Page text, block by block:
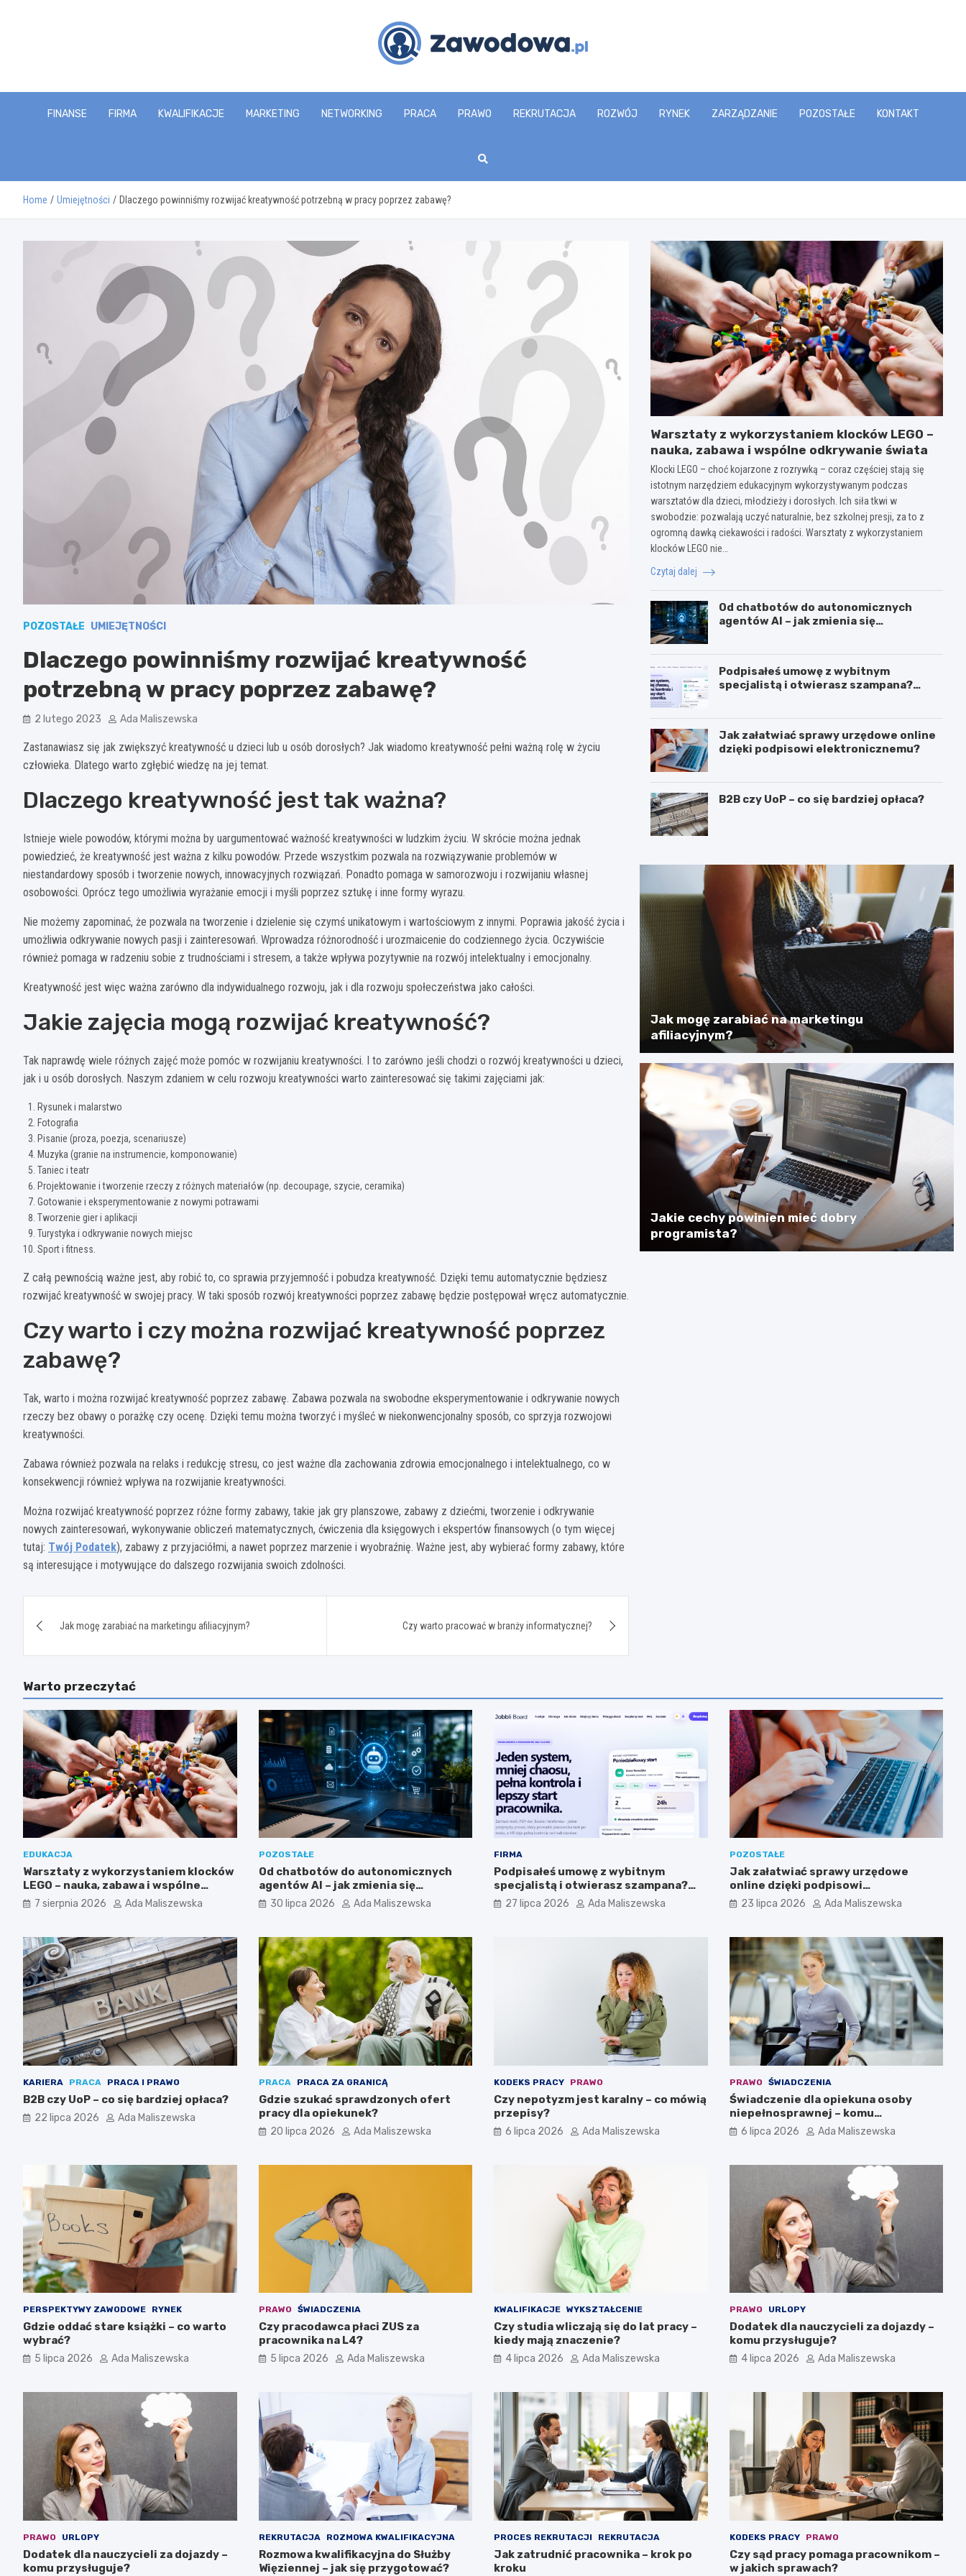
zawodowa.pl
FINANSE FIRMA KWALIFIKACJE MARKETING NETWORKING PRACA PRAWO REKRUTACJA ROZWÓJ RYNEK ZARZĄDZANIE POZOSTAŁE KONTAKT
Home Umiejętności Dlaczego powinniśmy rozwijać kreatywność potrzebną w pracy poprzez zabawę?
POZOSTAŁE UMIEJĘTNOŚCI
Dlaczego powinniśmy rozwijać kreatywność
potrzebną w pracy poprzez zabawę?
2 lutego 2023 Ada Maliszewska
Zastanawiasz się jak zwiększyć kreatywność u dzieci lub u osób dorosłych? Jak wiadomo kreatywność pełni ważną rolę w życiu
człowieka. Dlatego warto zgłębić wiedzę na jej temat.
Dlaczego kreatywność jest tak ważna?
Istnieje wiele powodów, którymi można by uargumentować ważność kreatywności w ludzkim życiu. W skrócie można jednak
powiedzieć, że kreatywność jest ważna z kilku powodów. Przede wszystkim pozwala na rozwiązywanie problemów w
niestandardowy sposób i tworzenie nowych, innowacyjnych rozwiązań. Ponadto pomaga w samorozwoju i rozwijaniu własnej
osobowości. Oprócz tego umożliwia wyrażanie emocji i myśli poprzez sztukę i inne formy wyrazu.
Nie możemy zapominać, że pozwala na tworzenie i dzielenie się czymś unikatowym i wartościowym z innymi. Poprawia jakość życia i
umożliwia odkrywanie nowych pasji i zainteresowań. Wprowadza różnorodność i urozmaicenie do codziennego życia. Oczywiście
również pomaga w radzeniu sobie z trudnościami i stresem, a także wpływa pozytywnie na rozwój intelektualny i emocjonalny.
Kreatywność jest więc ważna zarówno dla indywidualnego rozwoju, jak i dla rozwoju społeczeństwa jako całości.
Jakie zajęcia mogą rozwijać kreatywność?
Tak naprawdę wiele różnych zajęć może pomóc w rozwijaniu kreatywności. I to zarówno jeśli chodzi o rozwój kreatywności u dzieci,
jak i u osób dorosłych. Naszym zdaniem w celu rozwoju kreatywności warto zainteresować się takimi zajęciami jak:
Rysunek i malarstwo
Fotografia
Pisanie (proza, poezja, scenariusze)
Muzyka (granie na instrumencie, komponowanie)
Taniec i teatr
Projektowanie i tworzenie rzeczy z różnych materiałów (np. decoupage, szycie, ceramika)
Gotowanie i eksperymentowanie z nowymi potrawami
Tworzenie gier i aplikacji
Turystyka i odkrywanie nowych miejsc
Sport i fitness.
Z całą pewnością ważne jest, aby robić to, co sprawia przyjemność i pobudza kreatywność. Dzięki temu automatycznie będziesz
rozwijać kreatywność w swojej pracy. W taki sposób rozwój kreatywności poprzez zabawę będzie postępował wręcz automatycznie.
Czy warto i czy można rozwijać kreatywność poprzez
zabawę?
Tak, warto i można rozwijać kreatywność poprzez zabawę. Zabawa pozwala na swobodne eksperymentowanie i odkrywanie nowych
rzeczy bez obawy o porażkę czy ocenę. Dzięki temu można tworzyć i myśleć w niekonwencjonalny sposób, co sprzyja rozwojowi
kreatywności.
Zabawa również pozwala na relaks i redukcję stresu, co jest ważne dla zachowania zdrowia emocjonalnego i intelektualnego, co w
konsekwencji również wpływa na rozwijanie kreatywności.
Można rozwijać kreatywność poprzez różne formy zabawy, takie jak gry planszowe, zabawy z dziećmi, tworzenie i odkrywanie
nowych zainteresowań, wykonywanie obliczeń matematycznych, ćwiczenia dla księgowych i ekspertów finansowych (o tym więcej
tutaj: Twój Podatek), zabawy z przyjaciółmi, a nawet poprzez marzenie i wyobraźnię. Ważne jest, aby wybierać formy zabawy, które
są interesujące i motywujące do dalszego rozwijania swoich zdolności.
wpisu
Jak mogę zarabiać na marketingu afiliacyjnym? Czy warto pracować w branży informatycznej?
Warsztaty z wykorzystaniem klocków LEGO –
nauka, zabawa i wspólne odkrywanie świata
Klocki LEGO – choć kojarzone z rozrywką – coraz częściej stają się
istotnym narzędziem edukacyjnym wykorzystywanym podczas
warsztatów dla dzieci, młodzieży i dorosłych. Ich siła tkwi w
swobodzie: pozwalają uczyć naturalnie, bez szkolnej presji, za to z
ogromną dawką ciekawości i radości. Warsztaty z wykorzystaniem
klocków LEGO nie…
Czytaj dalej
Od chatbotów do autonomicznych
agentów AI – jak zmienia się
Podpisałeś umowę z wybitnym
specjalistą i otwierasz szampana?
Jak załatwiać sprawy urzędowe online
dzięki podpisowi elektronicznemu?
B2B czy UoP – co się bardziej opłaca?
Jak mogę zarabiać na marketingu
afiliacyjnym?
Jakie cechy powinien mieć dobry
programista?
Warto przeczytać
EDUKACJA
Warsztaty z wykorzystaniem klocków
LEGO – nauka, zabawa i wspólne
odkrywanie świata
7 sierpnia 2026 Ada Maliszewska
POZOSTAŁE
Od chatbotów do autonomicznych
agentów AI – jak zmienia się
wykorzystanie sztucznej inteligencji
w biznesie?
30 lipca 2026 Ada Maliszewska
FIRMA
Podpisałeś umowę z wybitnym
specjalistą i otwierasz szampana?
Przedwcześnie.
27 lipca 2026 Ada Maliszewska
POZOSTAŁE
Jak załatwiać sprawy urzędowe
online dzięki podpisowi
elektronicznemu?
23 lipca 2026 Ada Maliszewska
KARIERA PRACA PRACA I PRAWO
B2B czy UoP – co się bardziej opłaca?
22 lipca 2026 Ada Maliszewska
PRACA PRACA ZA GRANICĄ
Gdzie szukać sprawdzonych ofert
pracy dla opiekunek?
20 lipca 2026 Ada Maliszewska
KODEKS PRACY PRAWO
Czy nepotyzm jest karalny – co mówią
przepisy?
6 lipca 2026 Ada Maliszewska
PRAWO ŚWIADCZENIA
Świadczenie dla opiekuna osoby
niepełnosprawnej – komu
przysługuje?
6 lipca 2026 Ada Maliszewska
PERSPEKTYWY ZAWODOWE RYNEK
Gdzie oddać stare książki – co warto
wybrać?
5 lipca 2026 Ada Maliszewska
PRAWO ŚWIADCZENIA
Czy pracodawca płaci ZUS za
pracownika na L4?
5 lipca 2026 Ada Maliszewska
KWALIFIKACJE WYKSZTAŁCENIE
Czy studia wliczają się do lat pracy –
kiedy mają znaczenie?
4 lipca 2026 Ada Maliszewska
PRAWO URLOPY
Dodatek dla nauczycieli za dojazdy –
komu przysługuje?
4 lipca 2026 Ada Maliszewska
PRAWO URLOPY
Dodatek dla nauczycieli za dojazdy –
komu przysługuje?
REKRUTACJA ROZMOWA KWALIFIKACYJNA
Rozmowa kwalifikacyjna do Służby
Więziennej – jak się przygotować?
PROCES REKRUTACJI REKRUTACJA
Jak zatrudnić pracownika – krok po
kroku
KODEKS PRACY PRAWO
Czy sąd pracy pomaga pracownikom –
w jakich sprawach?